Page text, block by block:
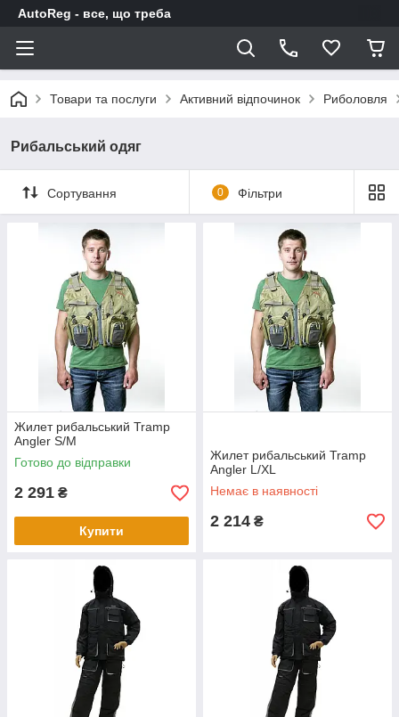
AutoReg - все, що треба
Товари та послуги Активний відпочинок Риболовля
Рибальський одяг
Сортування 0 Фільтри
Жилет рибальський Tramp
Angler S/M
Готово до відправки
2 291 ₴
Купити
Жилет рибальський Tramp
Angler L/XL
Немає в наявності
2 214 ₴